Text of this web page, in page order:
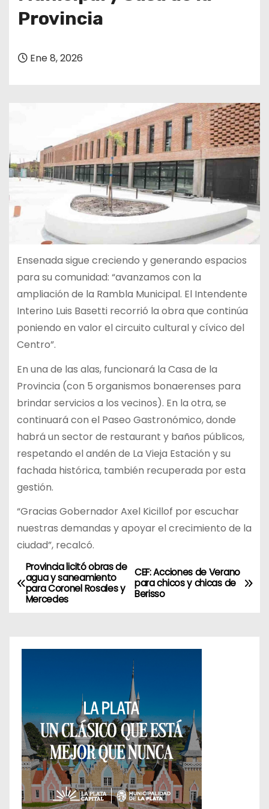
Provincia
Ene 8, 2026
Ensenada sigue creciendo y generando espacios
para su comunidad: “avanzamos con la
ampliación de la Rambla Municipal. El Intendente
Interino Luis Basetti recorrió la obra que continúa
poniendo en valor el circuito cultural y cívico del
Centro”.
En una de las alas, funcionará la Casa de la
Provincia (con 5 organismos bonaerenses para
brindar servicios a los vecinos). En la otra, se
continuará con el Paseo Gastronómico, donde
habrá un sector de restaurant y baños públicos,
respetando el andén de La Vieja Estación y su
fachada histórica, también recuperada por esta
gestión.
“Gracias Gobernador Axel Kicillof por escuchar
nuestras demandas y apoyar el crecimiento de la
ciudad”, recalcó.
N
a
e
c
ó
n
CEF: Acciones de Verano
para chicos y chicas de
Berisso
Provincia licitó obras de
agua y saneamiento
para Coronel Rosales y
Mercedes